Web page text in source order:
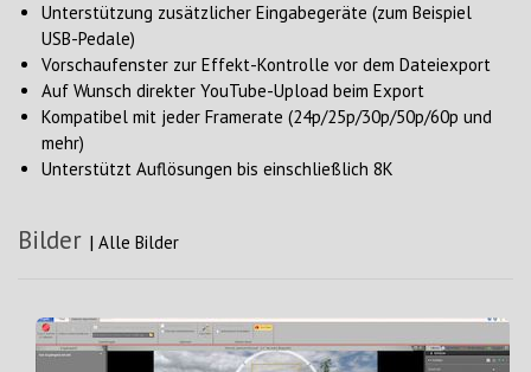
Unterstützung zusätzlicher Eingabegeräte (zum Beispiel
USB-Pedale)
Vorschaufenster zur Effekt-Kontrolle vor dem Dateiexport
Auf Wunsch direkter YouTube-Upload beim Export
Kompatibel mit jeder Framerate (24p/25p/30p/50p/60p und
mehr)
Unterstützt Auflösungen bis einschließlich 8K
Bilder | Alle Bilder